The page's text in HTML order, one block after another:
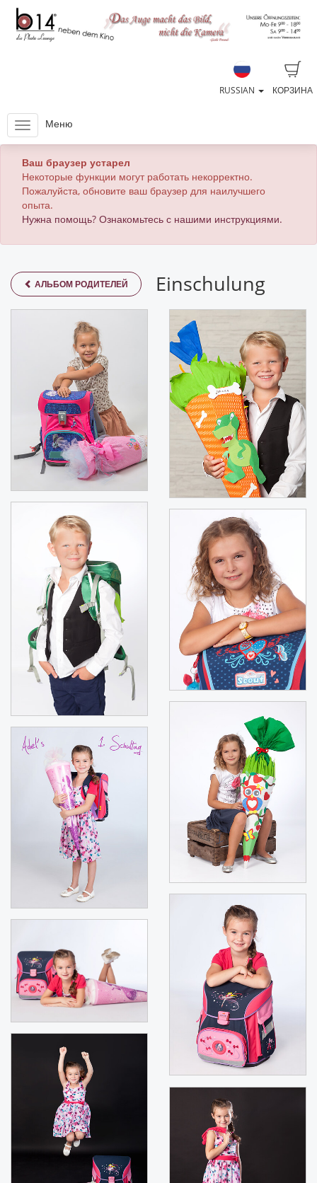
КОРЗИНА
RUSSIAN
Меню
Ваш браузер устарел
Некоторые функции могут работать некорректно.
Пожалуйста, обновите ваш браузер для наилучшего
опыта.
Нужна помощь? Ознакомьтесь с нашими инструкциями.
АЛЬБОМ РОДИТЕЛЕЙ Einschulung